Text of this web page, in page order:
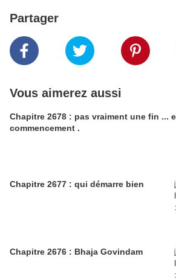
Partager
Vous aimerez aussi
Chapitre 2678 : pas vraiment une fin ...
commencement .
Chapitre 2677 : qui démarre bien
Chapitre 2676 : Bhaja Govindam